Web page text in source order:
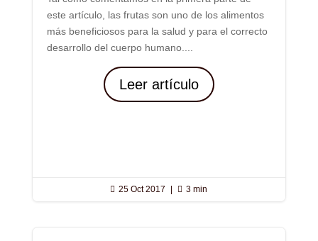
este artículo, las frutas son uno de los alimentos
más beneficiosos para la salud y para el correcto
desarrollo del cuerpo humano....
Leer artículo
 25 Oct 2017  3 min